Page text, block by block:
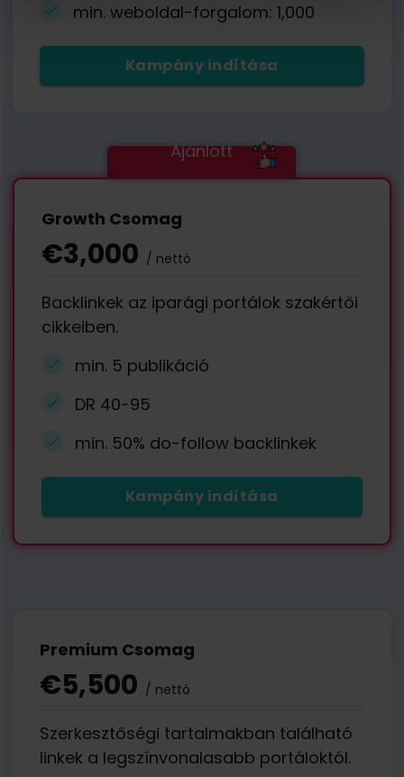
min. weboldal-forgalom: 1,000
Kampány indítása
Ajánlott
Growth Csomag
€3,000 / nettó
Backlinkek az iparági portálok szakértői
cikkeiben.
min. 5 publikáció
DR 40-95
min. 50% do-follow backlinkek
Kampány indítása
Premium Csomag
€5,500 / nettó
Szerkesztőségi tartalmakban található
linkek a legszínvonalasabb portáloktól.